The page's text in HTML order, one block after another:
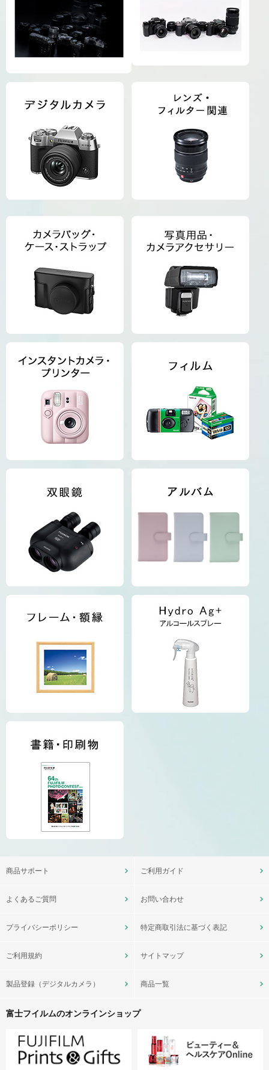
商品サポート ご利用ガイド
よくあるご質問 お問い合わせ
プライバシーポリシー 特定商取引法に基づく表記
ご利用規約 サイトマップ
製品登録（デジタルカメラ） 商品一覧
富士フイルムのオンラインショップ